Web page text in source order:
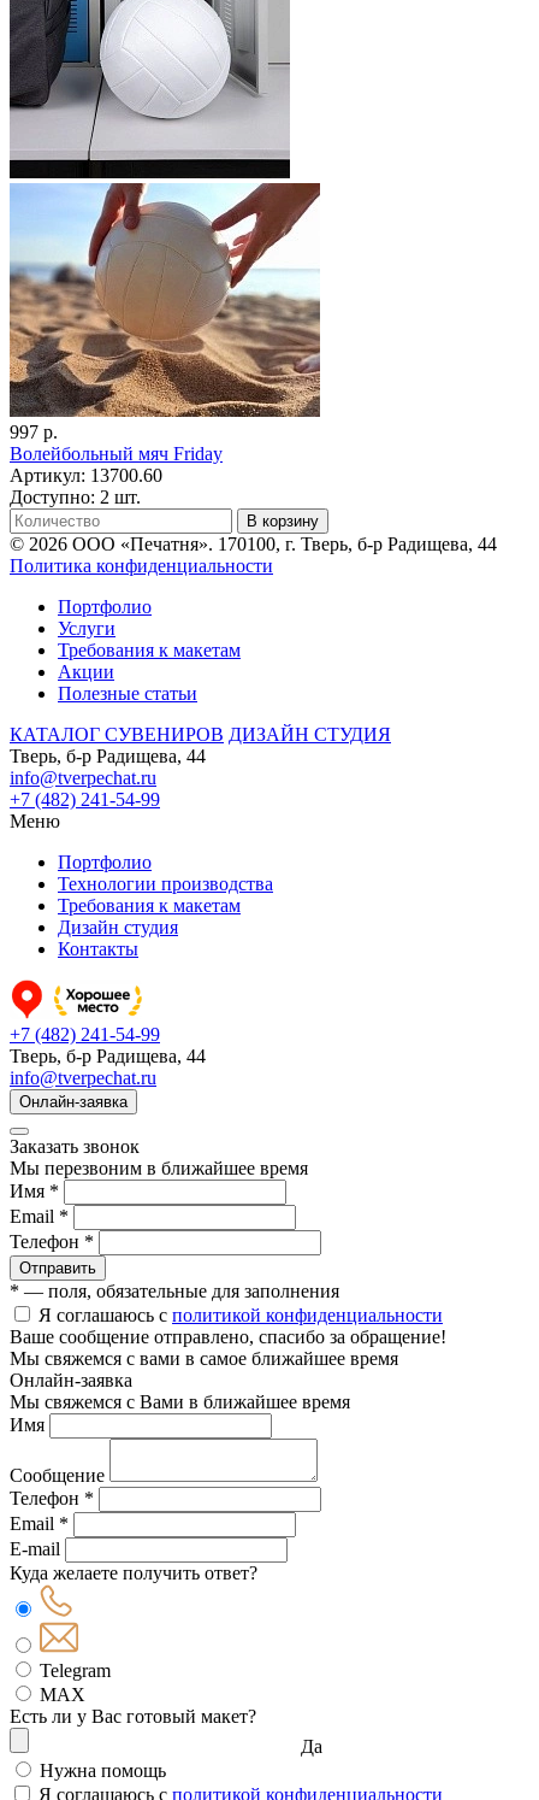
997 р.
Волейбольный мяч Friday
Артикул: 13700.60
Доступно: 2 шт.
В корзину
© 2026 ООО «Печатня». 170100, г. Тверь, б-р Радищева, 44
Политика конфиденциальности
Портфолио
Услуги
Требования к макетам
Акции
Полезные статьи
КАТАЛОГ СУВЕНИРОВ ДИЗАЙН СТУДИЯ
Тверь, б-р Радищева, 44
info@tverpechat.ru
+7 (482) 241-54-99
Меню
Портфолио
Технологии производства
Требования к макетам
Дизайн студия
Контакты
+7 (482) 241-54-99
Тверь, б-р Радищева, 44
info@tverpechat.ru
Онлайн-заявка
Заказать звонок
Мы перезвоним в ближайшее время
Имя *
Email *
Телефон *
Отправить
* — поля, обязательные для заполнения
Я соглашаюсь с политикой конфиденциальности
Ваше сообщение отправлено, спасибо за обращение!
Мы свяжемся с вами в самое ближайшее время
Онлайн-заявка
Мы свяжемся с Вами в ближайшее время
Имя
Сообщение
Телефон *
Email *
E-mail
Куда желаете получить ответ?
Telegram
MAX
Есть ли у Вас готовый макет?
Да
Нужна помощь
Я соглашаюсь с политикой конфиденциальности